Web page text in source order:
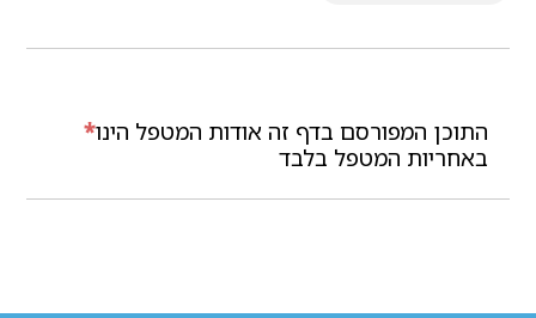
*התוכן המפורסם בדף זה אודות המטפל הינו
באחריות המטפל בלבד